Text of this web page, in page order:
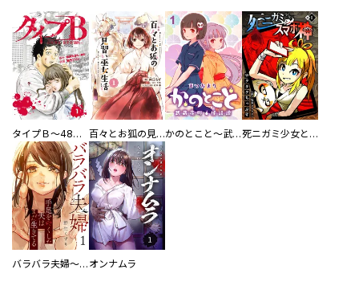
タイプＢ～48時間後、致死率100％～【単話】 百々とお狐の見習い巫女生活【単行本版】 かのとこと～武蔵花町怪話譚～ 【連載版】 死ニガミ少女とスマホ神
バラバラ夫婦～手足をなくした夫はまだ生きてる オンナムラ